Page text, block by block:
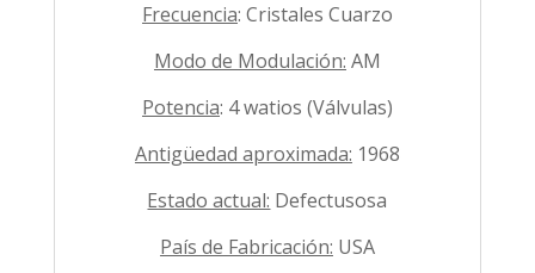
Frecuencia: Cristales Cuarzo
Modo de Modulación: AM
Potencia: 4 watios (Válvulas)
Antigüedad aproximada: 1968
Estado actual: Defectusosa
País de Fabricación: USA